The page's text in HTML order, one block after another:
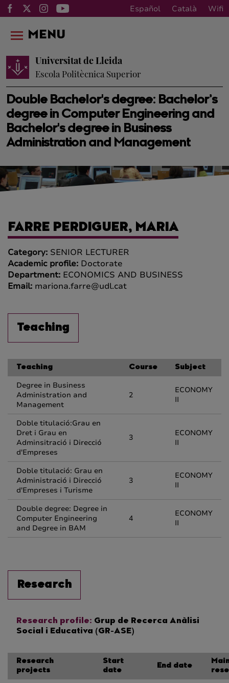
Español Català Wifi
Double Bachelor's degree: Bachelor’s
degree in Computer Engineering and
Bachelor's degree in Business
Administration and Management
Universitat de Lleida
Escola Politècnica Superior
MENU
FARRE PERDIGUER, MARIA
Category: SENIOR LECTURER
Academic profile: Doctorate
Department: ECONOMICS AND BUSINESS
Email: mariona.farre@udl.cat
Teaching
Teaching Course Subject
Degree in Business
Administration and
Management
2
ECONOMY
II
Doble titulació:Grau en
Dret i Grau en
Adminsitració i Direcció
d'Empreses
3
ECONOMY
II
Doble titulació: Grau en
Administració i Direcció
d'Empreses i Turisme
3
ECONOMY
II
Double degree: Degree in
Computer Engineering
and Degree in BAM
4
ECONOMY
II
Research
Research profile: Grup de Recerca Anàlisi
Social i Educativa (GR-ASE)
Research
projects
Start
date
End date